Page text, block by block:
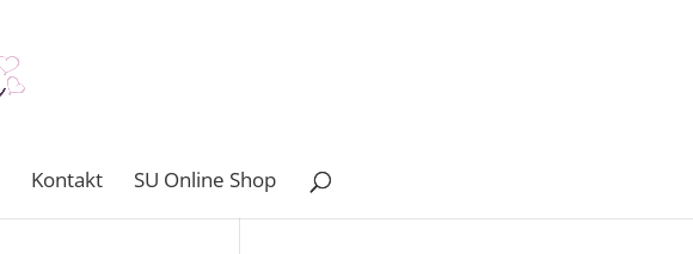
Kontakt SU Online Shop